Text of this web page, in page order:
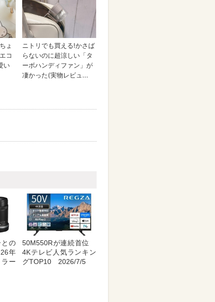
の
年
ー
50M550Rが連続首位
4Kテレビ人気ランキン
グTOP10 2026/7/5